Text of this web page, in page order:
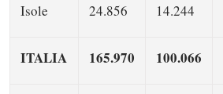
Isole 24.856 14.244
ITALIA 165.970 100.066